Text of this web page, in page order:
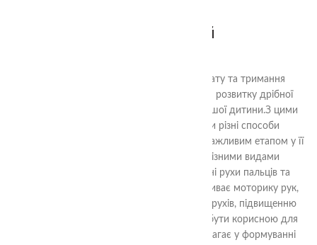
Пінцет жовтий
Дитячі пінцети з різним способом захвату та тримання
предметів - це ідеальний інструмент для розвитку дрібної
моторики та навичок роботи руками у вашої дитини.З цими
пінцетами, ваша дитина може вивчати різні способи
захоплення та тримання предметів, що є важливим етапом у її
фізичному розвитку. Вони оснащені різними видами
захоплення, що дозволяє розвивати різні рухи пальців та
долоньки.Ця навчальна гра не лише розвиває моторику рук,
але і сприяє удосконаленню координації рухів, підвищенню
уваги та концентрації. Вона також може бути корисною для
дітей, які вчаться писати, оскільки допомагає у формуванні